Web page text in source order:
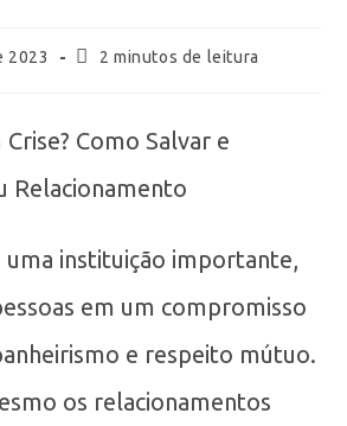
2023 2 minutos de leitura
Como Salvar e
Relacionamento
uma instituição importante,
em um compromisso
e respeito mútuo.
os relacionamentos